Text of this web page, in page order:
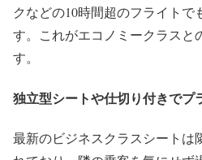
クなどの10時間超のフライトで
す。これがエコノミークラスと
す。
独立型シートや仕切り付きでプ
最新のビジネスクラスシートは